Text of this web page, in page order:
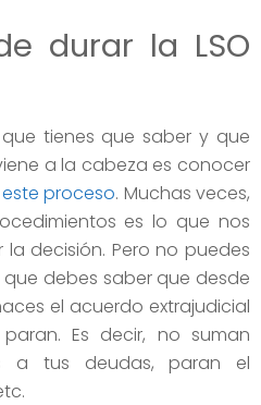
durar la LSO
tienes que saber y que
a la cabeza es conocer
proceso. Muchas veces,
es lo que nos
decisión. Pero no puedes
debes saber que desde
el acuerdo extrajudicial
Es decir, no suman
a tus deudas, paran el